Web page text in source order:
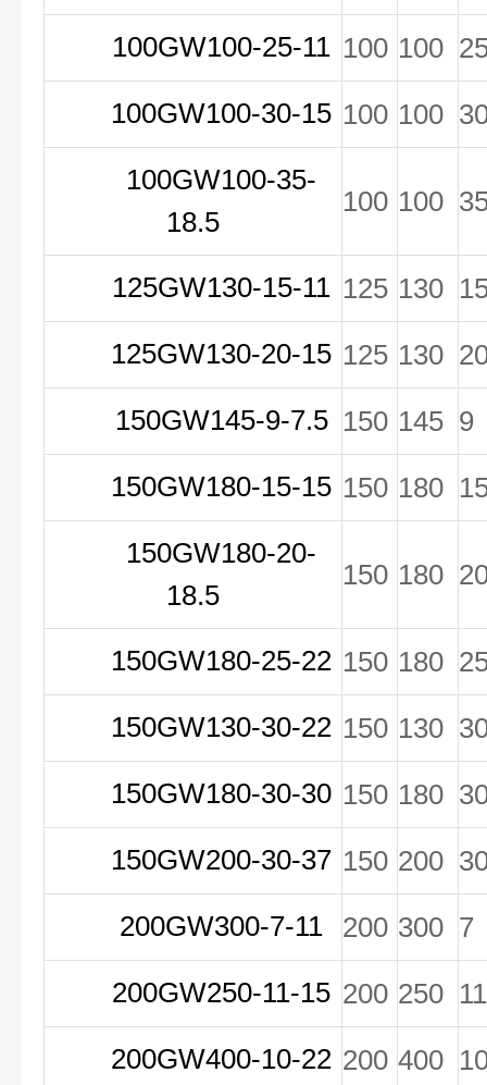
100GW100-25-11 100 100
100GW100-30-15 100 100
100GW100-35-
18.5
100 100
125GW130-15-11 125 130
125GW130-20-15 125 130
150GW145-9-7.5 150 145 9
150GW180-15-15 150 180
150GW180-20-
18.5
150 180
150GW180-25-22 150 180
150GW130-30-22 150 130
150GW180-30-30 150 180
150GW200-30-37 150 200
200GW300-7-11
200 300 7
200GW250-11-15 200 250 11
200GW400-10-22 200 400